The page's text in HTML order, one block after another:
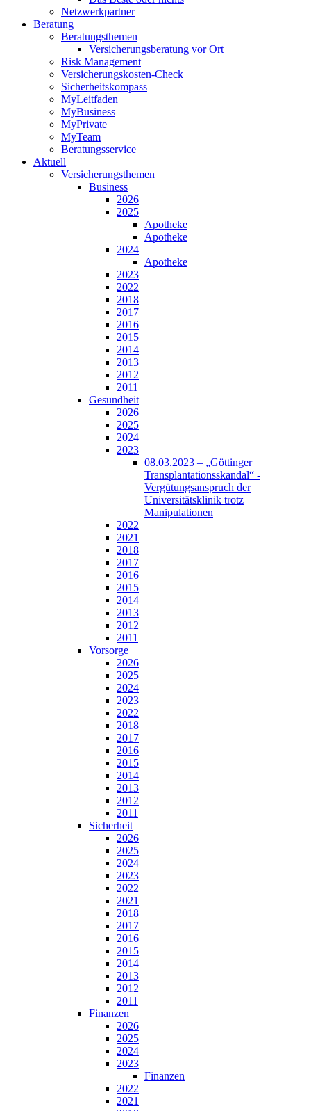
Netzwerkpartner
Beratung
Beratungsthemen
Versicherungsberatung vor Ort
Risk Management
Versicherungskosten-Check
Sicherheitskompass
MyLeitfaden
MyBusiness
MyPrivate
MyTeam
Beratungsservice
Aktuell
Versicherungsthemen
Business
2026
2025
Apotheke
Apotheke
2024
Apotheke
2023
2022
2018
2017
2016
2015
2014
2013
2012
2011
Gesundheit
2026
2025
2024
2023
08.03.2023 – „Göttinger
Transplantationsskandal“ -
Vergütungsanspruch der
Universitätsklinik trotz
Manipulationen
2022
2021
2018
2017
2016
2015
2014
2013
2012
2011
Vorsorge
2026
2025
2024
2023
2022
2018
2017
2016
2015
2014
2013
2012
2011
Sicherheit
2026
2025
2024
2023
2022
2021
2018
2017
2016
2015
2014
2013
2012
2011
Finanzen
2026
2025
2024
2023
Finanzen
2022
2021